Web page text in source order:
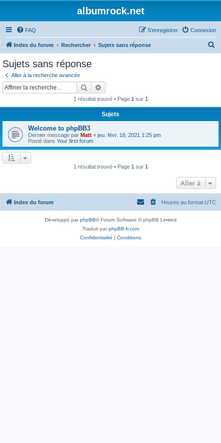
albumrock.net
FAQ Connexion
S’enregistrer
Index du forum Rechercher Sujets sans réponse
r
Sujets sans réponse
Aller à la recherche avancée
Rechercher
1 résultat trouvé • Page 1 sur 1
Sujets
Welcome to phpBB3
Dernier message par Matt « jeu. févr. 18, 2021 1:25 pm
Posté dans Your first forum
1 résultat trouvé • Page 1 sur 1
Aller à
Index du forum Heures au format UTC
Développé parphpBB® Forum Software © phpBB Limited
Traduit parphpBB-fr.com
Confidentialité | Conditions